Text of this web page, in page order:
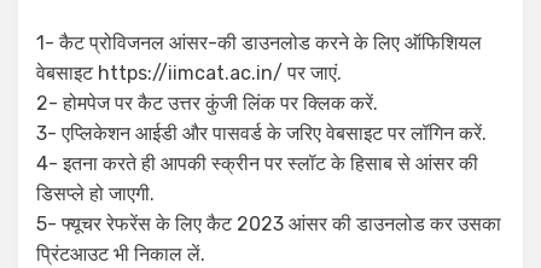
1- कैट प्रोविजनल आंसर-की डाउनलोड करने के लिए ऑफिशियल
वेबसाइट https://iimcat.ac.in/ पर जाएं.
2- होमपेज पर कैट उत्तर कुंजी लिंक पर क्लिक करें.
3- एप्लिकेशन आईडी और पासवर्ड के जरिए वेबसाइट पर लॉगिन करें.
4- इतना करते ही आपकी स्क्रीन पर स्लॉट के हिसाब से आंसर की
डिसप्ले हो जाएगी.
5- फ्यूचर रेफरेंस के लिए कैट 2023 आंसर की डाउनलोड कर उसका
प्रिंटआउट भी निकाल लें.